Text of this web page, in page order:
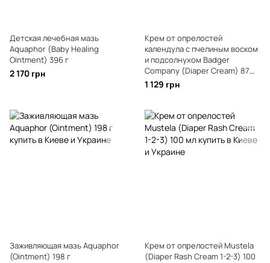
Детская лечебная мазь
Aquaphor (Baby Healing
Ointment) 396 г
2 170 грн
Крем от опрелостей
календула с пчелиным воском
и подсолнухом Badger
Company (Diaper Cream) 87
мл
1 129 грн
Заживляющая мазь Aquaphor
(Ointment) 198 г
Крем от опрелостей Mustela
(Diaper Rash Cream 1-2-3) 100